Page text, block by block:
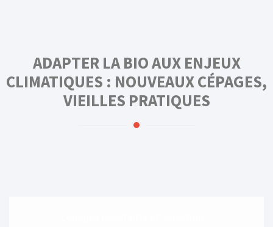
ADAPTER LA BIO AUX ENJEUX
CLIMATIQUES : NOUVEAUX CÉPAGES,
VIEILLES PRATIQUES